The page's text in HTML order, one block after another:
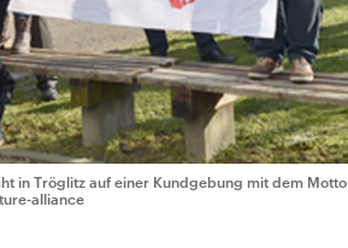
in Tröglitz auf einer Kundgebung mit dem Motto
alliance